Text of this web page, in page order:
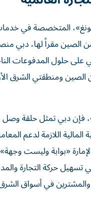
المتخصصة في
الصين مقراً لها، دبي
على حلول المدفوعات
الصين ومنطقتي الشرق
دبي تمثل حلقة وصل
المالية اللازمة لدعم
«بوابة وليست
تسهيل حركة التجارة
في أسواق